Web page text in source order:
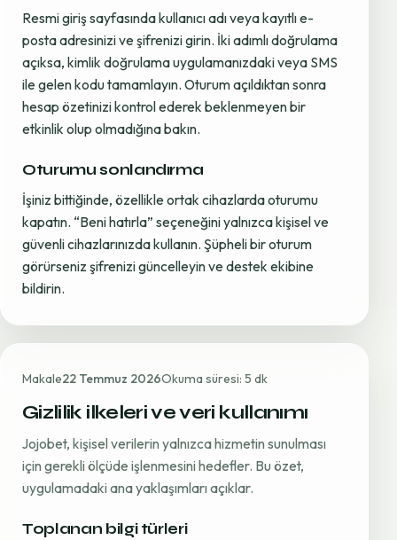
Resmi giriş sayfasında kullanıcı adı veya kayıtlı e-
posta adresinizi ve şifrenizi girin. İki adımlı doğrulama
açıksa, kimlik doğrulama uygulamanızdaki veya SMS
ile gelen kodu tamamlayın. Oturum açıldıktan sonra
hesap özetinizi kontrol ederek beklenmeyen bir
etkinlik olup olmadığına bakın.
Oturumu sonlandırma
İşiniz bittiğinde, özellikle ortak cihazlarda oturumu
kapatın. “Beni hatırla” seçeneğini yalnızca kişisel ve
güvenli cihazlarınızda kullanın. Şüpheli bir oturum
görürseniz şifrenizi güncelleyin ve destek ekibine
bildirin.
Makale22 Temmuz 2026Okuma süresi: 5 dk
Gizlilik ilkeleri ve veri kullanımı
Jojobet, kişisel verilerin yalnızca hizmetin sunulması
için gerekli ölçüde işlenmesini hedefler. Bu özet,
uygulamadaki ana yaklaşımları açıklar.
Toplanan bilgi türleri